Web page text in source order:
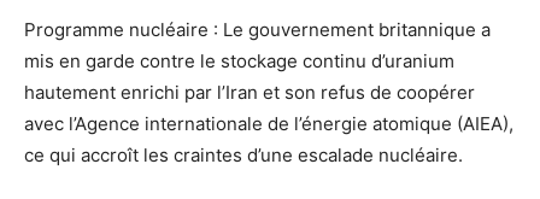
Programme nucléaire : Le gouvernement britannique a
mis en garde contre le stockage continu d’uranium
hautement enrichi par l’Iran et son refus de coopérer
avec l’Agence internationale de l’énergie atomique (AIEA),
ce qui accroît les craintes d’une escalade nucléaire.